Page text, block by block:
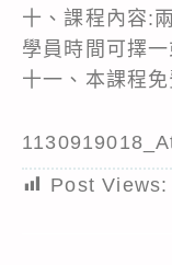
十、課程內容:
學員時間可擇一
十一、本課程
Post Views: